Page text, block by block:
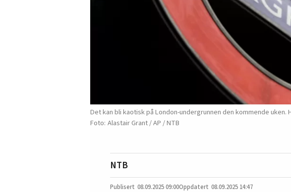
Det kan bli kaotisk på London-undergrunnen den kommende
Alastair Grant / AP / NTB
NTB
08.09.202509:00 08.09.2025 14:47